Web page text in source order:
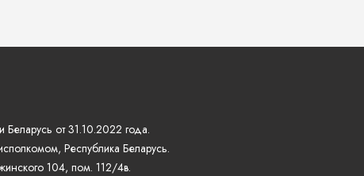
Беларусь от 31.10.2022 года.
Республика Беларусь.
104, пом. 112/4в.